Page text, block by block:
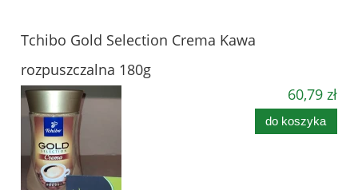
Tchibo Gold Selection Crema Kawa
rozpuszczalna 180g
60,79 zł
do koszyka